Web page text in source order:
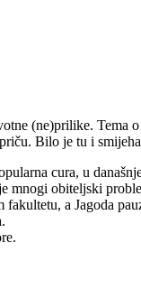
(ne)prilike.
Bilo je tu i
cura, u
mnogi obiteljski
a Jagoda